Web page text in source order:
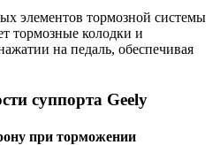
элементов тормозной системы
тормозные колодки и
на педаль, обеспечивая
суппорта Geely
при торможении